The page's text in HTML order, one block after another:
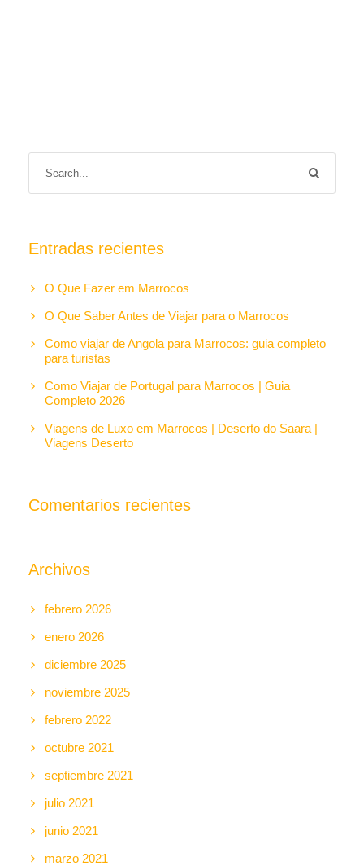
Entradas recientes
O Que Fazer em Marrocos
O Que Saber Antes de Viajar para o Marrocos
Como viajar de Angola para Marrocos: guia completo
para turistas
Como Viajar de Portugal para Marrocos | Guia
Completo 2026
Viagens de Luxo em Marrocos | Deserto do Saara |
Viagens Deserto
Comentarios recientes
Archivos
febrero 2026
enero 2026
diciembre 2025
noviembre 2025
febrero 2022
octubre 2021
septiembre 2021
julio 2021
junio 2021
marzo 2021